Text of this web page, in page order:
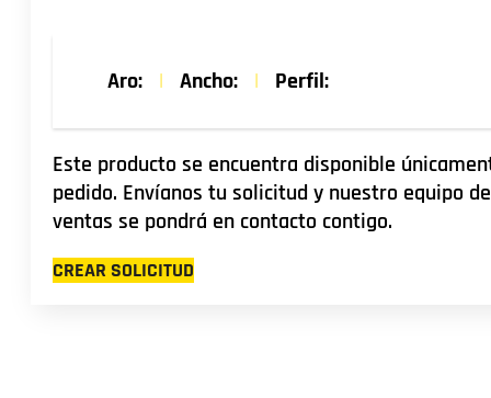
original
$76.600.
actual
$68.900.
Aro: | Ancho: | Perfil:
Este producto se encuentra disponible
pedido. Envíanos tu solicitud y nuestro equipo de
ventas se pondrá en contacto contigo.
CREAR SOLICITUD